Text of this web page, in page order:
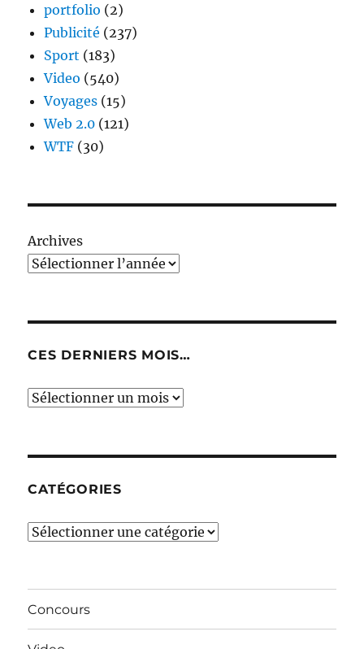
portfolio (2)
Publicité (237)
Sport (183)
Video (540)
Voyages (15)
Web 2.0 (121)
WTF (30)
Archives
CES DERNIERS MOIS…
Ces
CATÉGORIES
Catégories
Concours